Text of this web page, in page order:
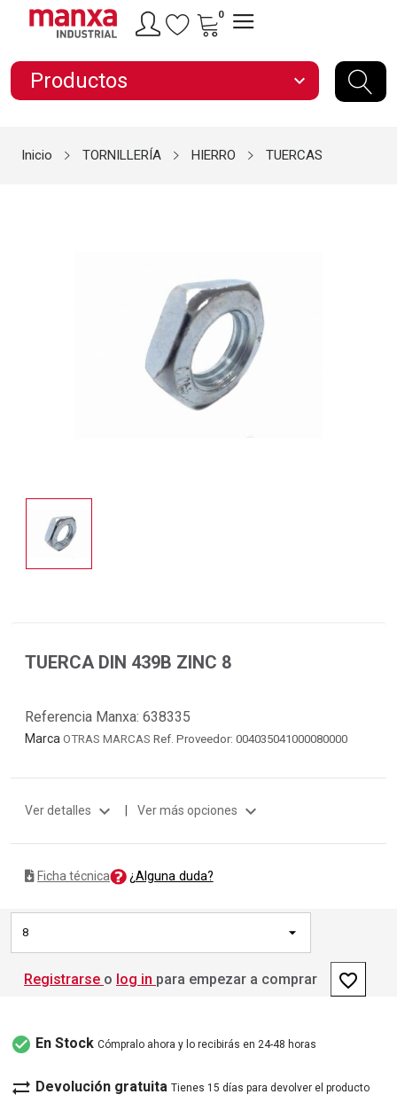
0
Productos expand_more
Inicio TORNILLERÍA HIERRO TUERCAS
TUERCA DIN 439B ZINC 8
Referencia Manxa: 638335
Marca OTRAS MARCAS Ref. Proveedor: 004035041000080000
Ver detalles expand_more | Ver más opciones expand_more
Ficha técnica ¿Alguna duda?
8
Registrarse o log in para empezar a comprar favorite_border
check_circle En Stock Cómpralo ahora y lo recibirás en 24-48 horas
sync_alt Devolución gratuita Tienes 15 días para devolver el producto